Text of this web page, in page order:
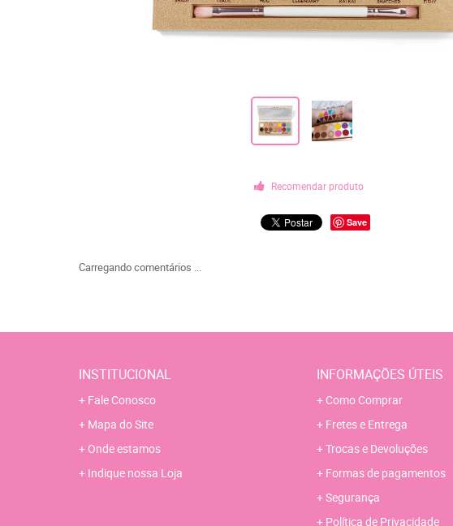
Recomendar produto
Save
Carregando comentários ...
INSTITUCIONAL
Fale Conosco
Mapa do Site
Onde estamos
Indique nossa Loja
INFORMAÇÕES ÚTEIS
Como Comprar
Fretes e Entrega
Trocas e Devoluções
Formas de pagamentos
Segurança
Política de Privacidade